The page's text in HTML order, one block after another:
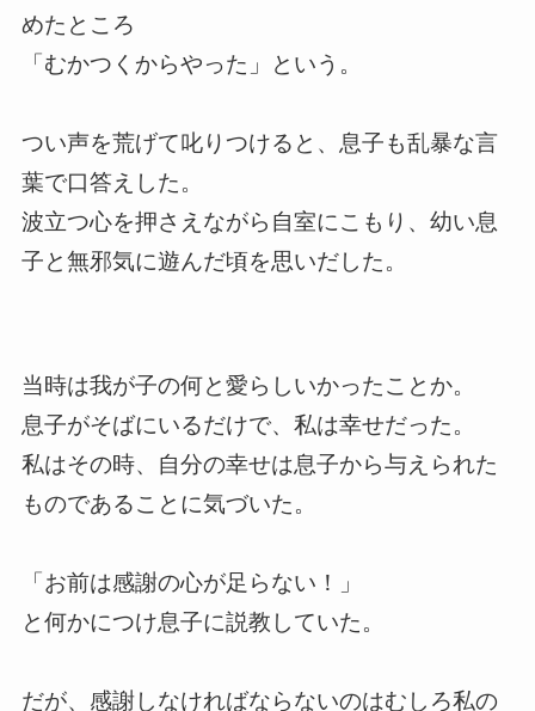
めたところ
「むかつくからやった」という。
つい声を荒げて叱りつけると、息子も乱暴な言
葉で口答えした。
波立つ心を押さえながら自室にこもり、幼い息
子と無邪気に遊んだ頃を思いだした。
当時は我が子の何と愛らしいかったことか。
息子がそばにいるだけで、私は幸せだった。
私はその時、自分の幸せは息子から与えられた
ものであることに気づいた。
「お前は感謝の心が足らない！」
と何かにつけ息子に説教していた。
だが、感謝しなければならないのはむしろ私の